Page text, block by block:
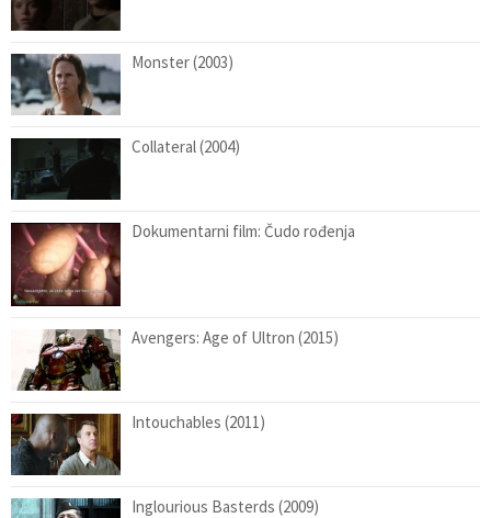
Monster (2003)
Collateral (2004)
Dokumentarni film: Čudo rođenja
Avengers: Age of Ultron (2015)
Intouchables (2011)
Inglourious Basterds (2009)